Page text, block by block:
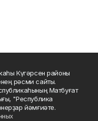
Күгәрсен районы
рәсми сайты.
Матбуғат
"Республика
йәмғиәте.